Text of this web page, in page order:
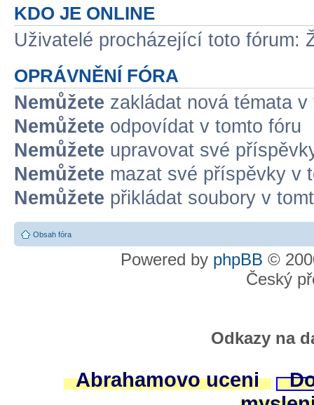
KDO JE ONLINE
Uživatelé procházející toto fórum:
OPRÁVNĚNÍ FÓRA
Nemůžete zakládat nová témata v
Nemůžete odpovídat v tomto fóru
Nemůžete upravovat své
Nemůžete mazat své příspěvky v
Nemůžete přikládat soubory v
Obsah fóra
Powered by phpBB ©
Český
Odkazy na
Abrahamovo uceni